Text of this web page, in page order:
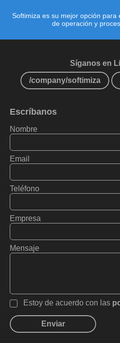
Softimiza es su mejor opción para
de operación y
Síganos en
/company/softimiza
Escríbanos
Nombre
Email
Teléfono
Empresa
Mensaje
Estoy de acuerdo con las